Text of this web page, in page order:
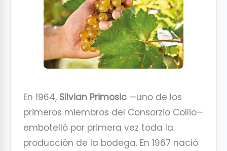
En 1964, Silvian Primosic —uno de los
primeros miembros del Consorzio Collio—
embotelló por primera vez toda la
producción de la bodega. En 1967 nació